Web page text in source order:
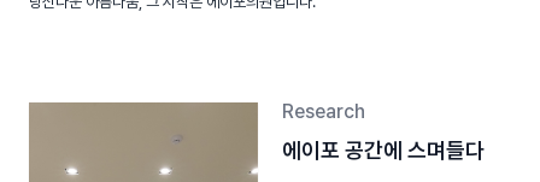
Research
에이포 공간에 스며들다